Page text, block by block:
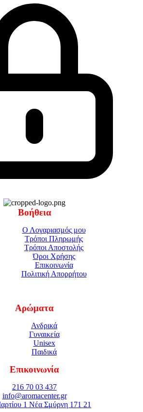
Βοήθεια
Ο Λογαριασμός μου
Τρόποι Πληρωμής
Τρόποι Αποστολής
Όροι Χρήσης
Επικοινωνία
Πολιτική Απορρήτου
Αρώματα
Ανδρικά
Γυναικεία
Unisex
Παιδικά
Επικοινωνία
216 70 03 437
info@aromacenter.gr
1 Νέα Σμύρνη 171 21